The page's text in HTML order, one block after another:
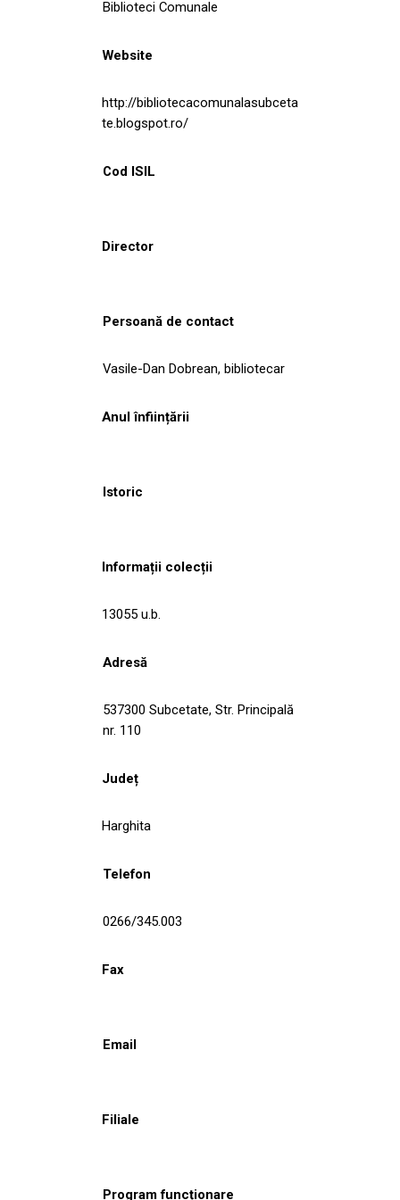
Biblioteci Comunale
Website
http://bibliotecacomunalasubceta
te.blogspot.ro/
Cod ISIL
Director
Persoană de contact
Vasile-Dan Dobrean, bibliotecar
Anul înființării
Istoric
Informații colecții
13055 u.b.
Adresă
537300 Subcetate, Str. Principală
nr. 110
Județ
Harghita
Telefon
0266/345.003
Fax
Email
Filiale
Program funcționare